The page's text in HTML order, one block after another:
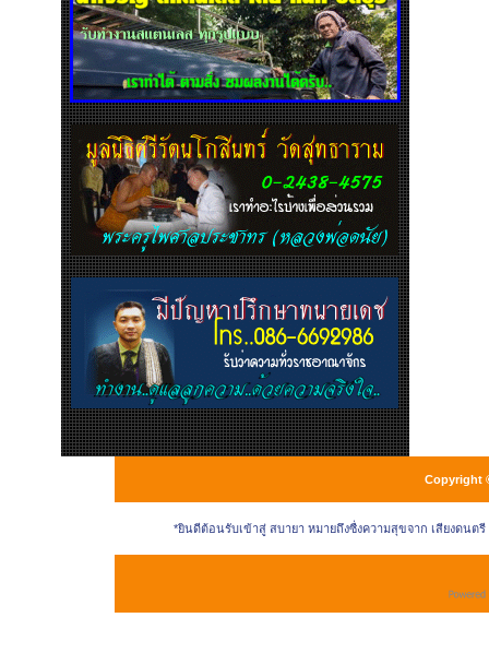
Copyright
*ยินดีต้อนรับเข้าสู่ สบายา หมายถึงซื่งความสุขจาก เสียงดน